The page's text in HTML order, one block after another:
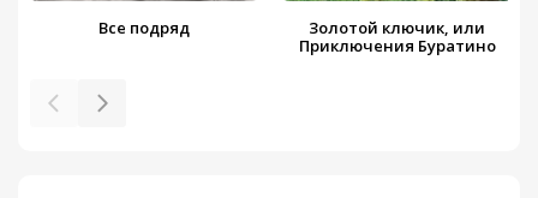
Все подряд
Золотой ключик, или
Приключения Буратино